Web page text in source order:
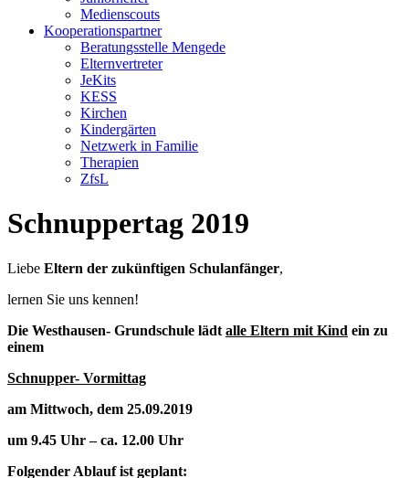
Medienscouts
Kooperationspartner
Beratungsstelle Mengede
Elternvertreter
JeKits
KESS
Kirchen
Kindergärten
Netzwerk in Familie
Therapien
ZfsL
Schnuppertag 2019
Liebe Eltern der zukünftigen Schulanfänger,
lernen Sie uns kennen!
Die Westhausen- Grundschule lädt alle Eltern mit Kind ein zu
einem
Schnupper- Vormittag
am Mittwoch, dem 25.09.2019
um 9.45 Uhr – ca. 12.00 Uhr
Folgender Ablauf ist geplant: